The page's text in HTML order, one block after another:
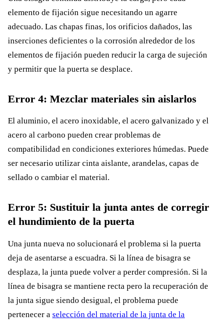
elemento de fijación sigue necesitando un agarre
adecuado. Las chapas finas, los orificios dañados, las
inserciones deficientes o la corrosión alrededor de los
elementos de fijación pueden reducir la carga de sujeción
y permitir que la puerta se desplace.
Error 4: Mezclar materiales sin aislarlos
El aluminio, el acero inoxidable, el acero galvanizado y el
acero al carbono pueden crear problemas de
compatibilidad en condiciones exteriores húmedas. Puede
ser necesario utilizar cinta aislante, arandelas, capas de
sellado o cambiar el material.
Error 5: Sustituir la junta antes de corregir
el hundimiento de la puerta
Una junta nueva no solucionará el problema si la puerta
deja de asentarse a escuadra. Si la línea de bisagra se
desplaza, la junta puede volver a perder compresión. Si la
línea de bisagra se mantiene recta pero la recuperación de
la junta sigue siendo desigual, el problema puede
pertenecer a selección del material de la junta de la